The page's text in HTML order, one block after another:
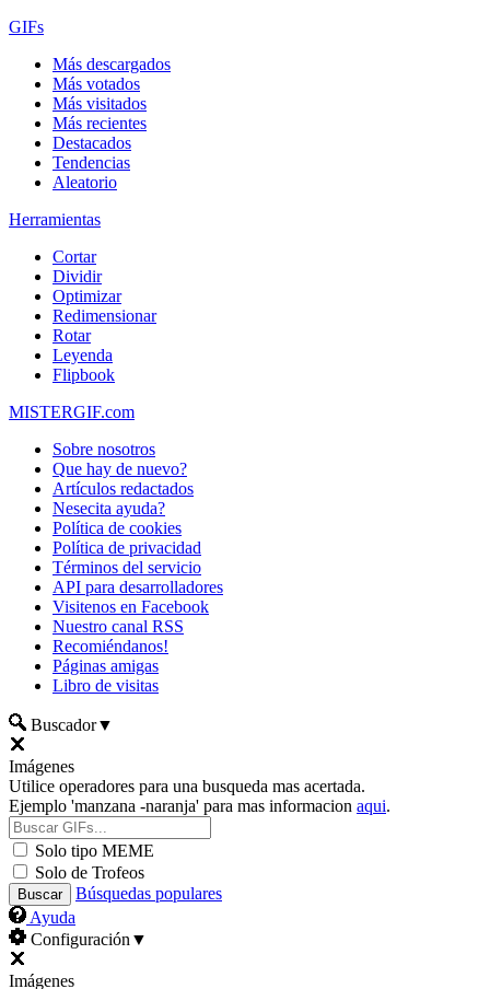
GIFs
Más descargados
Más votados
Más visitados
Más recientes
Destacados
Tendencias
Aleatorio
Herramientas
Cortar
Dividir
Optimizar
Redimensionar
Rotar
Leyenda
Flipbook
MISTERGIF.com
Sobre nosotros
Que hay de nuevo?
Artículos redactados
Nesecita ayuda?
Política de cookies
Política de privacidad
Términos del servicio
API para desarrolladores
Visitenos en Facebook
Nuestro canal RSS
Recomiéndanos!
Páginas amigas
Libro de visitas
Buscador▼
Imágenes
Utilice operadores para una busqueda mas acertada.
Ejemplo 'manzana -naranja' para mas informacion aqui.
Solo tipo MEME
Solo de Trofeos
Búsquedas populares
Ayuda
Configuración ▼
Imágenes